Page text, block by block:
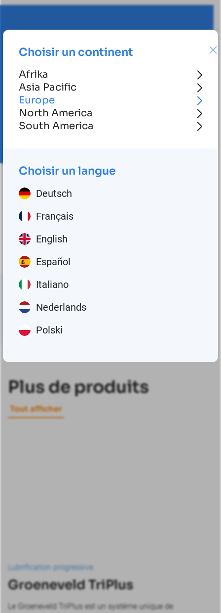
Choisir un continent
Afrika
Asia Pacific
Europe
North America
South America
Choisir un langue
Deutsch
Français
English
Español
Italiano
Nederlands
Polski
No posts matched with the given ID!
Plus de produits
Tout afficher
Lubrification progressive
Groeneveld TriPlus
Le Groeneveld TriPlus est un système unique de